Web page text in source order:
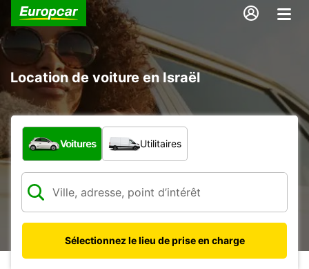
Location de voiture en Israël
Quel type de véhicule ?
Voitures Utilitaires
Sélectionnez le lieu de prise en charge